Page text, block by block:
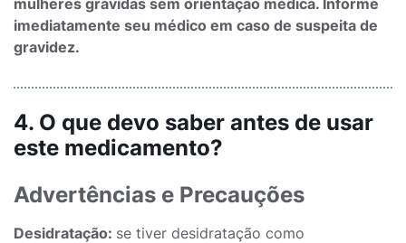
mulheres grávidas sem orientação médica. Informe
imediatamente seu médico em caso de suspeita de
gravidez.
4. O que devo saber antes de usar
este medicamento?
Advertências e Precauções
Desidratação: se tiver desidratação como